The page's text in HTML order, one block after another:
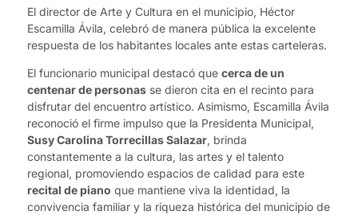
El director de Arte y Cultura en el municipio, Héctor
Escamilla Ávila, celebró de manera pública la excelente
respuesta de los habitantes locales ante estas carteleras.
El funcionario municipal destacó que cerca de un
centenar de personas se dieron cita en el recinto para
disfrutar del encuentro artístico. Asimismo, Escamilla Ávila
reconoció el firme impulso que la Presidenta Municipal,
Susy Carolina Torrecillas Salazar, brinda
constantemente a la cultura, las artes y el talento
regional, promoviendo espacios de calidad para este
recital de piano que mantiene viva la identidad, la
convivencia familiar y la riqueza histórica del municipio de